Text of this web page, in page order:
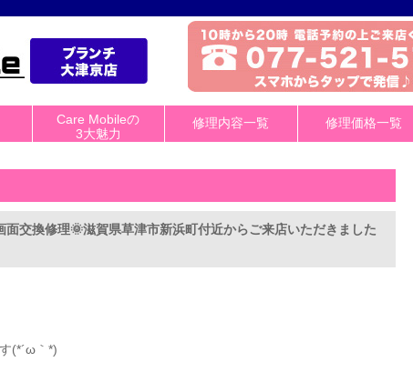
Care Mobileの
3大魅力
修理内容一覧 修理価格一覧
交換修理🌞滋賀県草津市新浜町付近からご来店いただきました
(*´ω｀*)